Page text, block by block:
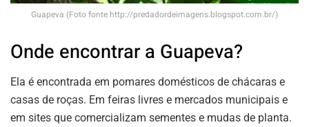
Guapeva (Foto fonte http://predadordeimagens.blogspot.com.br/)
Onde encontrar a Guapeva?
Ela é encontrada em pomares domésticos de chácaras e
casas de roças. Em feiras livres e mercados municipais e
em sites que comercializam sementes e mudas de planta.